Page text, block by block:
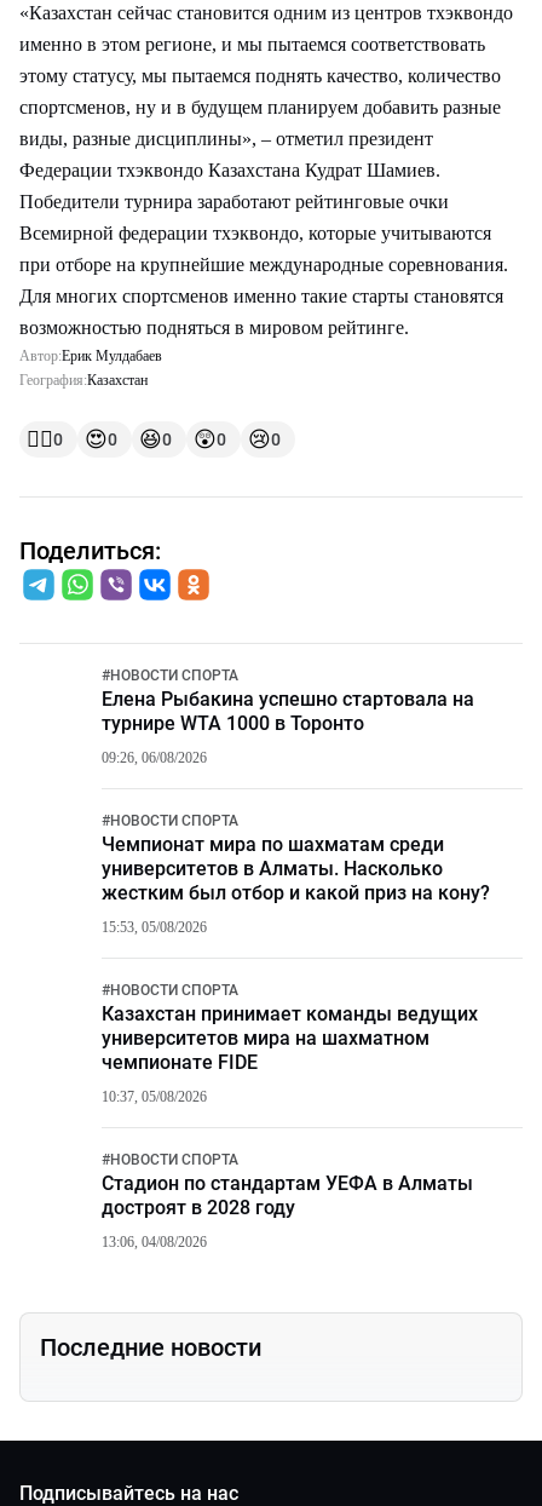
«Казахстан сейчас становится одним из центров тхэквондо
именно в этом регионе, и мы пытаемся соответствовать
этому статусу, мы пытаемся поднять качество, количество
спортсменов, ну и в будущем планируем добавить разные
виды, разные дисциплины», – отметил президент
Федерации тхэквондо Казахстана Кудрат Шамиев.
Победители турнира заработают рейтинговые очки
Всемирной федерации тхэквондо, которые учитываются
при отборе на крупнейшие международные соревнования.
Для многих спортсменов именно такие старты становятся
возможностью подняться в мировом рейтинге.
Автор:Ерик Мулдабаев
География:Казахстан
👍🏻0 😍0 😆0 😲0 😢0
Поделиться:
#НОВОСТИ СПОРТА
Елена Рыбакина успешно стартовала на
турнире WTA 1000 в Торонто
09:26, 06/08/2026
#НОВОСТИ СПОРТА
Чемпионат мира по шахматам среди
университетов в Алматы. Насколько
жестким был отбор и какой приз на кону?
15:53, 05/08/2026
#НОВОСТИ СПОРТА
Казахстан принимает команды ведущих
университетов мира на шахматном
чемпионате FIDE
10:37, 05/08/2026
#НОВОСТИ СПОРТА
Стадион по стандартам УЕФА в Алматы
достроят в 2028 году
13:06, 04/08/2026
Последние новости
Подписывайтесь на нас